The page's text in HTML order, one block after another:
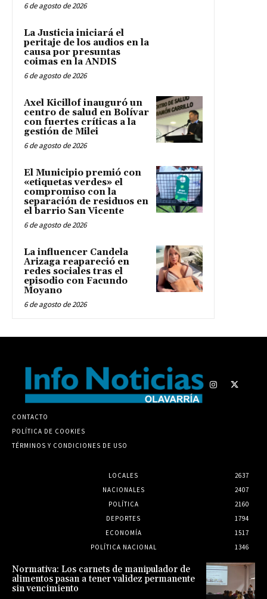
6 de agosto de 2026
La Justicia iniciará el
peritaje de los audios en la
causa por presuntas
coimas en la ANDIS
6 de agosto de 2026
Axel Kicillof inauguró un
centro de salud en Bolívar
con fuertes críticas a la
gestión de Milei
6 de agosto de 2026
El Municipio premió con
«etiquetas verdes» el
compromiso con la
separación de residuos en
el barrio San Vicente
6 de agosto de 2026
La influencer Candela
Arizaga reapareció en
redes sociales tras el
episodio con Facundo
Moyano
6 de agosto de 2026
CONTACTO
POLÍTICA DE COOKIES
TÉRMINOS Y CONDICIONES DE USO
LOCALES
2637
NACIONALES
2407
POLÍTICA
2160
DEPORTES
1794
ECONOMÍA
1517
POLÍTICA NACIONAL
1346
Normativa: Los carnets de manipulador de
alimentos pasan a tener validez permanente
sin vencimiento